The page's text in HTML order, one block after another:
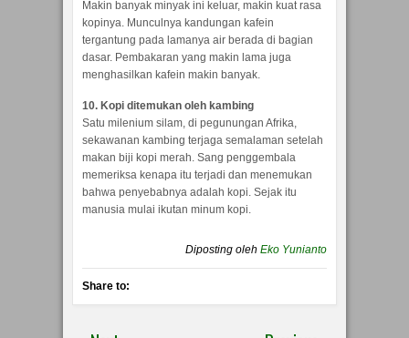
Makin banyak minyak ini keluar, makin kuat rasa
kopinya. Munculnya kandungan kafein
tergantung pada lamanya air berada di bagian
dasar. Pembakaran yang makin lama juga
menghasilkan kafein makin banyak.
10. Kopi ditemukan oleh kambing
Satu milenium silam, di pegunungan Afrika,
sekawanan kambing terjaga semalaman setelah
makan biji kopi merah. Sang penggembala
memeriksa kenapa itu terjadi dan menemukan
bahwa penyebabnya adalah kopi. Sejak itu
manusia mulai ikutan minum kopi.
Diposting oleh Eko Yunianto
Share to: